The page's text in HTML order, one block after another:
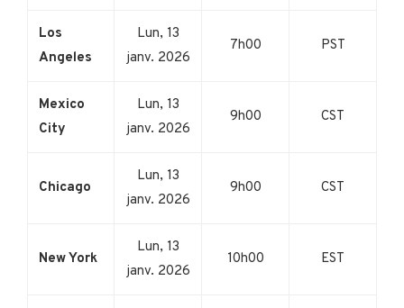
Los
Angeles
Lun, 13
janv. 2026
7h00 PST
Mexico
City
Lun, 13
janv. 2026
9h00 CST
Chicago
Lun, 13
janv. 2026
9h00 CST
New York
Lun, 13
janv. 2026
10h00 EST